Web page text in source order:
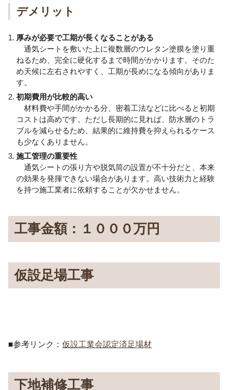
デメリット
厚みが必要で工期が長くなることがある
通気シートを敷いた上に複数層のウレタン塗膜を塗り重
ねるため、完全に硬化するまで時間がかかります。そのた
め天候に左右されやすく、工期が長めになる傾向がありま
す。
初期費用が比較的高い
材料費や手間がかかる分、密着工法などに比べると初期
コストは高めです。ただし長期的に見れば、防水層のトラ
ブルを減らせるため、結果的に維持費を抑えられるケース
も少なくありません。
施工管理の重要性
通気シートの張り方や脱気筒の設置が不十分だと、本来
の効果を発揮できない場合があります。高い技術力と経験
を持つ施工業者に依頼することが欠かせません。
工事金額：１０００万円
仮設足場工事
■参考リンク： 仮設工業会認定済足場材
下地補修工事